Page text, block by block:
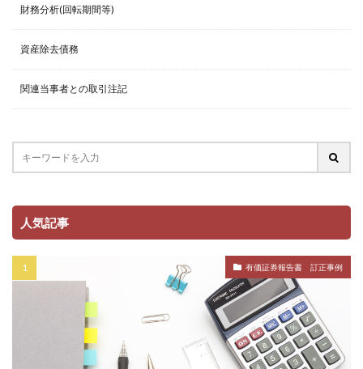
財務分析(回転期間等)
資産除去債務
関連当事者との取引注記
人気記事
有価証券報告書 訂正事例